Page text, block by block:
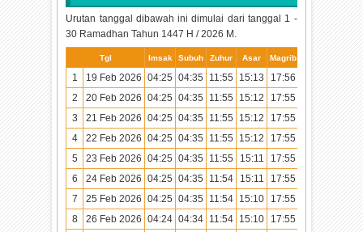
Urutan tanggal dibawah ini dimulai dari tanggal 1 -
30 Ramadhan Tahun 1447 H / 2026 M.
Tgl Imsak Subuh Zuhur Asar Magrib Isya
1 19 Feb 2026 04:25 04:35 11:55 15:13 17:56
19:05
2
20 Feb 2026 04:25 04:35 11:55 15:12 17:55
19:05
3
21 Feb 2026 04:25 04:35 11:55 15:12 17:55
19:04
4
22 Feb 2026 04:25 04:35 11:55 15:12 17:55
19:04
5
23 Feb 2026 04:25 04:35 11:55 15:11 17:55
19:04
6
24 Feb 2026 04:25 04:35 11:54 15:11 17:55
19:04
7
25 Feb 2026 04:25 04:35 11:54 15:10 17:55
19:04
8
26 Feb 2026 04:24 04:34 11:54 15:10 17:55
19:04